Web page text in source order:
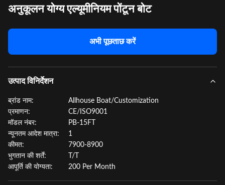
अनुकूलन योग्य एल्यूमीनियम पोंटून बोट
अभी पूछताछ करें
उत्पाद विनिर्देशन
ब्रांड नाम:
Allhouse Boat/Customization
प्रमाणन:
CE/ISO9001
मॉडल नंबर:
PB-15FT
न्यूनतम आदेश मात्रा:
1
कीमत:
7900-8900
भुगतान की शर्तें:
T/T
आपूर्ति की योग्यता:
200 Per Month